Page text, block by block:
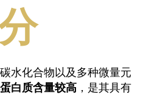
水化合物以及多种微量元
白质含量较高 ，是其具有